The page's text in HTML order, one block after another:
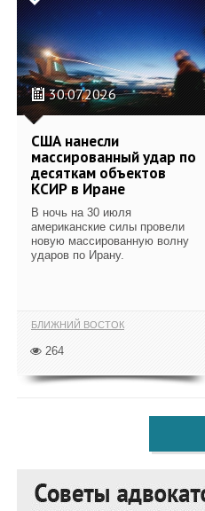
30.07.2026
США нанесли
массированный удар по
десяткам объектов
КСИР в Иране
В ночь на 30 июля
американские силы провели
новую массированную волну
ударов по Ирану.
БЛИЖНИЙ ВОСТОК
264